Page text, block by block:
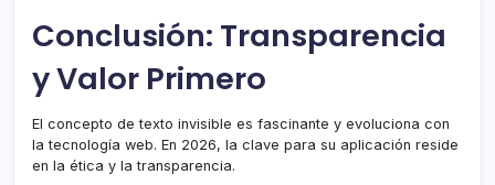
Conclusión: Transparencia
y Valor Primero
El concepto de texto invisible es fascinante y evoluciona con
la tecnología web. En 2026, la clave para su aplicación reside
en la ética y la transparencia.